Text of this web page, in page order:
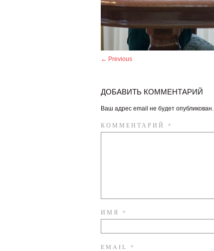
← Previous
ДОБАВИТЬ КОММЕНТАРИЙ
Ваш адрес email не будет опубликован.
КОММЕНТАРИЙ *
ИМЯ *
EMAIL *